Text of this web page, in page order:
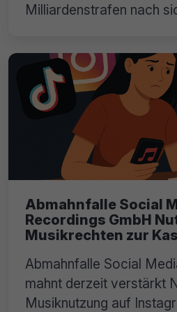
Milliardenstrafen nach
Abmahnfalle Social
Recordings GmbH
Musikrechten zur
Abmahnfalle Social
mahnt derzeit verstärkt
Musiknutzung auf